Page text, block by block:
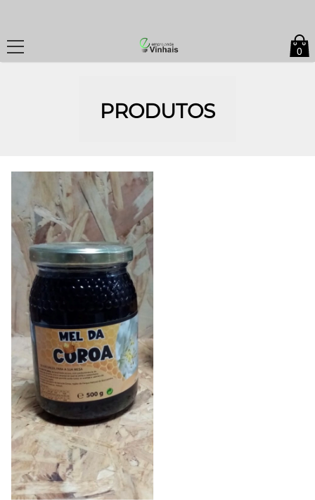
0
PRODUTOS